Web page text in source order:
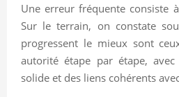
Une erreur fréquente consiste
Sur le terrain, on constate
progressent le mieux sont
autorité étape par étape,
solide et des liens cohérents